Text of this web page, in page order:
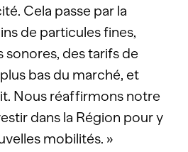
Cela passe par la
de particules fines,
sonores, des tarifs de
bas du marché, et
Nous réaffirmons notre
dans la Région pour y
mobilités. »